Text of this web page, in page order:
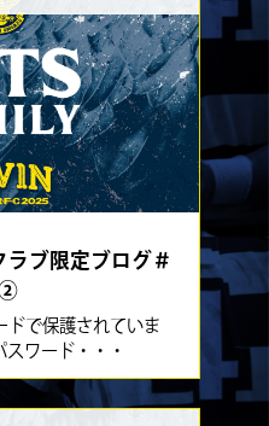
ブ限定ブログ＃
ドで保護されていま
ワード・・・